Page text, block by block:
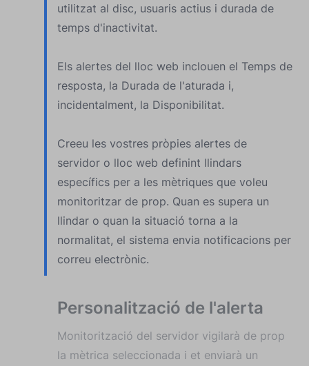
utilitzat al disc, usuaris actius i durada de
temps d'inactivitat.
Els alertes del lloc web inclouen el Temps de
resposta, la Durada de l'aturada i,
incidentalment, la Disponibilitat.
Creeu les vostres pròpies alertes de
servidor o lloc web definint llindars
específics per a les mètriques que voleu
monitoritzar de prop. Quan es supera un
llindar o quan la situació torna a la
normalitat, el sistema envia notificacions per
correu electrònic.
Personalització de l'alerta
Monitorització del servidor vigilarà de prop
la mètrica seleccionada i et enviarà un